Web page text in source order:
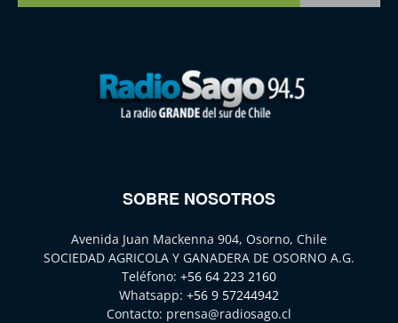
SOBRE NOSOTROS
Avenida Juan Mackenna 904, Osorno, Chile
SOCIEDAD AGRICOLA Y GANADERA DE OSORNO A.G.
Teléfono: +56 64 223 2160
Whatsapp: +56 9 57244942
Contacto: prensa@radiosago.cl